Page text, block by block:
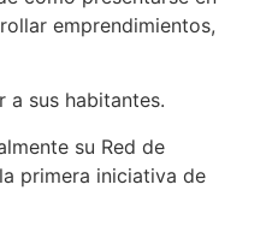
emprendimientos,
a sus habitantes.
su Red de
primera iniciativa de